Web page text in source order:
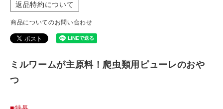
返品特約について
商品についてのお問い合わせ
ミルワームが主原料！爬虫類用ピューレのおや
つ